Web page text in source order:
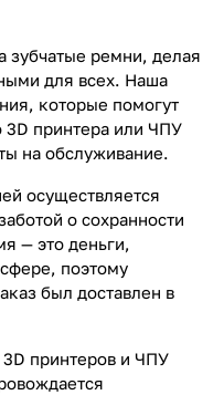
зубчатые ремни, делая
для всех. Наша
которые помогут
3D принтера или ЧПУ
на обслуживание.
осуществляется
о сохранности
— это деньги,
поэтому
был доставлен в
принтеров и ЧПУ